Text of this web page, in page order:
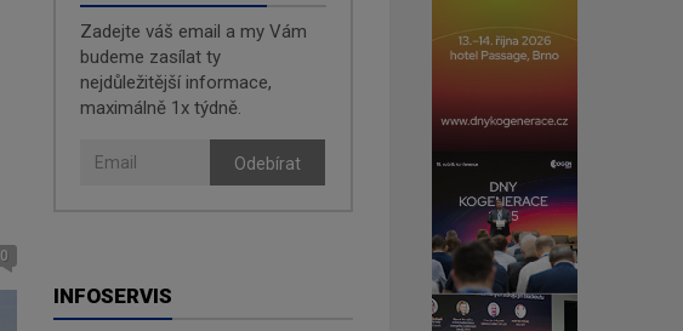
0
Zadejte váš email a my Vám
budeme zasílat ty
nejdůležitější informace,
maximálně 1x týdně.
Odebírat
INFOSERVIS